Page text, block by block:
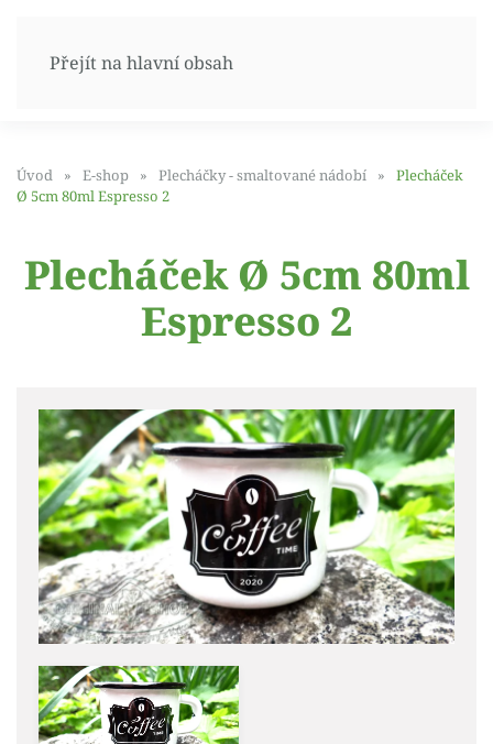
Přejít na hlavní obsah
Úvod E-shop Plecháčky - smaltované nádobí
Plecháček
Ø 5cm 80ml Espresso 2
Plecháček Ø 5cm 80ml
Espresso 2